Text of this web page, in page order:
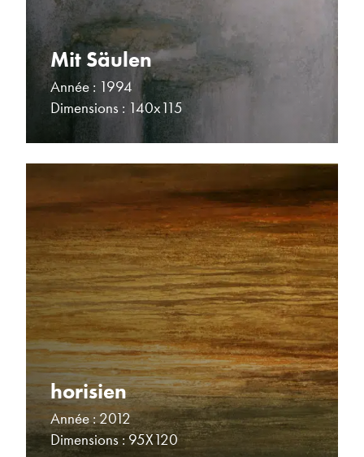
Mit Säulen
Année : 1994
Dimensions : 140x115
horisien
Année : 2012
Dimensions : 95X120